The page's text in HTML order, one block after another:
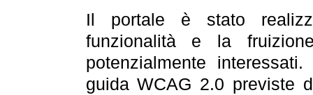
Il portale è stato
funzionalità e la
potenzialmente
guida WCAG 2.0 previste